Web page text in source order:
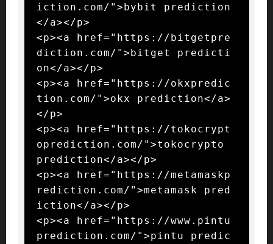
iction.com/">bybit prediction
</a></p>
<p><a href="https://bitgetpre
diction.com/">bitget predicti
on</a></p>
<p><a href="https://okxpredic
tion.com/">okx prediction</a>
</p>
<p><a href="https://tokocrypt
oprediction.com/">tokocrypto
prediction</a></p>
<p><a href="https://metamaskp
rediction.com/">metamask pred
iction</a></p>
<p><a href="https://www.pintu
prediction.com/">pintu predic